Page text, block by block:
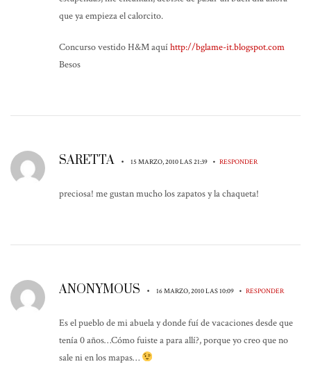
que ya empieza el calorcito.
Concurso vestido H&M aquíhttp://bglame-it.blogspot.com
Besos
SARETTA • 15 MARZO, 2010 LAS 21:39 • RESPONDER
preciosa! me gustan mucho los zapatos y la chaqueta!
ANONYMOUS • 16 MARZO, 2010 LAS 10:09 • RESPONDER
Es el pueblo de mi abuela y donde fuí de vacaciones desde que
tenía 0 años…Cómo fuiste a para allí?, porque yo creo que no
sale ni en los mapas…